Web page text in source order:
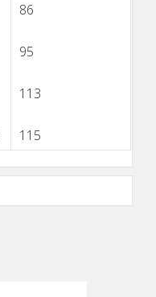
86
95
113
115